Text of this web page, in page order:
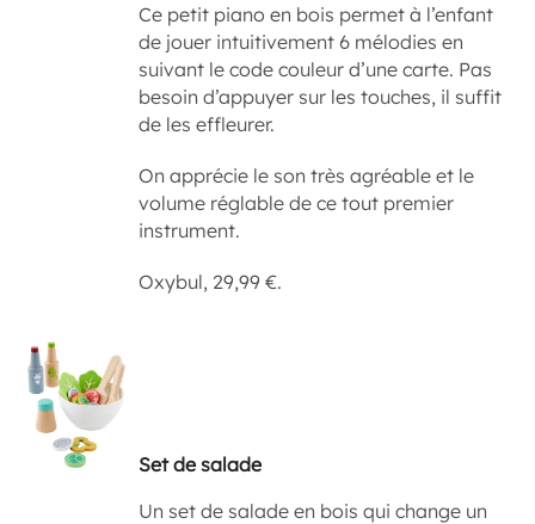
Ce petit piano en bois permet à l’enfant
de jouer intuitivement 6 mélodies en
suivant le code couleur d’une carte. Pas
besoin d’appuyer sur les touches, il suffit
de les effleurer.
On apprécie le son très agréable et le
volume réglable de ce tout premier
instrument.
Oxybul, 29,99 €.
Set de salade
Un set de salade en bois qui change un